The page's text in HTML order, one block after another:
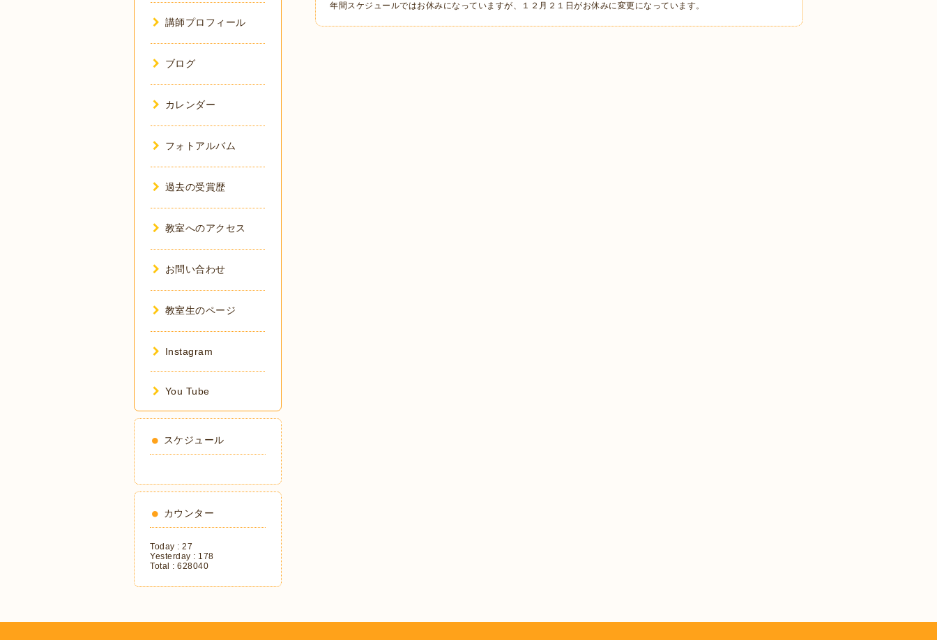
年間スケジュールではお休みになっていますが、１２月２１日がお休みに変更になっています。
講師プロフィール
ブログ
カレンダー
フォトアルバム
過去の受賞歴
教室へのアクセス
お問い合わせ
教室生のページ
Instagram
You Tube
スケジュール
カウンター
Today : 27
Yesterday : 178
Total : 628040